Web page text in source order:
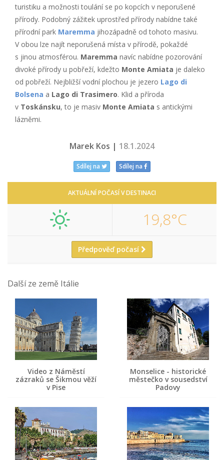
turistiku a možnosti toulání se po kopcích v neporušené
přírody. Podobný zážitek uprostřed přírody nabídne také
přírodní park Maremma jihozápadně od tohoto masivu.
V obou lze najít neporušená místa v přírodě, pokaždé
s jinou atmosférou. Maremma navíc nabídne pozorování
divoké přírody u pobřeží, kdežto Monte Amiata je daleko
od pobřeží. Nejbližší vodní plochou je jezero Lago di
Bolsena a Lago di Trasimero. Klid a příroda
v Toskánsku, to je masiv Monte Amiata s antickými
lázněmi.
Marek Kos | 18.1.2024
Sdílej na Sdílej na
AKTUÁLNÍ POČASÍ V DESTINACI
19,8°C
Předpověď počasí
Další ze země Itálie
Video z Náměstí
zázraků se Šikmou věží
v Pise
Monselice - historické
městečko v sousedství
Padovy